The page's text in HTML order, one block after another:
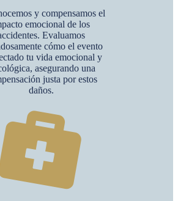
y compensamos el
emocional de los
Evaluamos
cómo el evento
tu vida emocional y
asegurando una
justa por estos
daños.